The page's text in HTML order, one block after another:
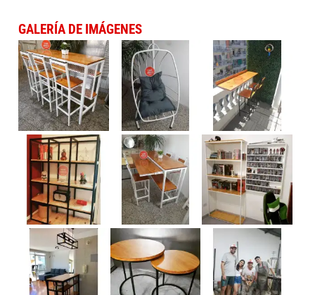
GALERÍA DE IMÁGENES